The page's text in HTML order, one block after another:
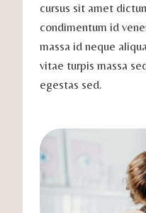
cursus sit amet
condimentum id
massa id neque
vitae turpis massa
egestas sed.